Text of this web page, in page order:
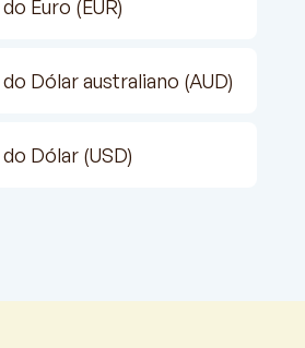
Euro (EUR)
Dólar australiano (AUD)
Dólar (USD)